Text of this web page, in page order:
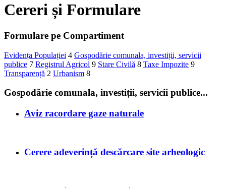
Cereri și Formulare
Formulare pe Compartiment
Evidența Populației 4 Gospodărie comunala, investiții, servicii
publice 7 Registrul Agricol 9 Stare Civilă 8 Taxe Impozite 9
Transparență 2 Urbanism 8
Gospodărie comunala, investiții, servicii publice...
Aviz racordare gaze naturale
Cerere adeverință descărcare site arheologic